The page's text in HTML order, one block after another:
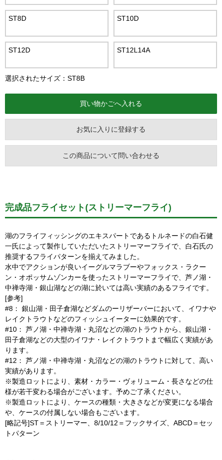
ST8D ST10D
ST12D ST12L14A
選択されたサイズ：ST8B
お気に入りに登録する
この商品について問い合わせる
完成品フライセット(ストリーマーフライ)
湖のフライフィッシングのエキスパートであるトルネードの白石健
一氏によって製作していただいたストリーマーフライで、白石氏の
推奨するフライパターンを揃えてみました。
水中でアクションが良いイーグルマラブーやフォックス・ラクー
ン・オポッサムゾンカーを使ったストリーマーフライで、芦ノ湖・
中禅寺湖・銀山湖などの湖に於いては高い実績のあるフライです。
[参考]
#8： 銀山湖・田子倉湖などダムのーリザーバーにおいて、イワナや
レイクトラウトなどのフィッシュイーターに効果的です。
#10： 芦ノ湖・中禅寺湖・丸沼などの湖のトラウトから、銀山湖・
田子倉湖などの大型のイワナ・レイクトラウトまで幅広く実績があ
ります。
#12： 芦ノ湖・中禅寺湖・丸沼などの湖のトラウトに対して、高い
実績があります。
※製造ロットにより、素材・カラー・ヴォリューム・長さなどの仕
様が若干変わる場合がございます。予めご了承ください。
※製造ロットにより、ケースの種類・大きさなどが変更になる場合
や、ケースの付属しない場合もございます。
[略記号]ST＝ストリーマー、8/10/12＝フックサイズ、ABCD＝セッ
トパターン